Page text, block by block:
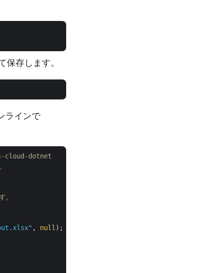
保存します。
ラインで
cloud-dotnet
, null);